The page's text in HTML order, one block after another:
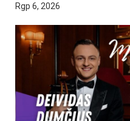
Rgp 6, 2026